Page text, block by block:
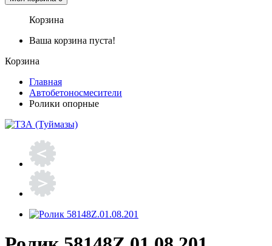
Корзина
Ваша корзина пуста!
Корзина
Главная
Автобетоносмесители
Ролики опорные